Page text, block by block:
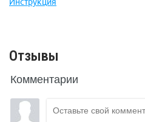
Отзывы
Комментарии